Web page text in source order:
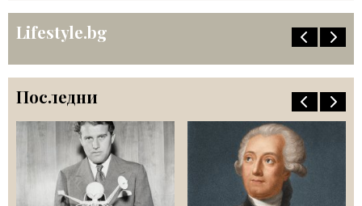
Lifestyle.bg
Последни